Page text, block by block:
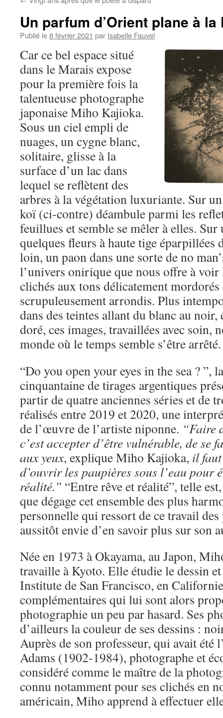
Un parfum d’Orient plane à
Publié le8 février 2021 par Isabelle Fauvel
Car ce bel espace situé
dans le Marais expose
pour la première fois la
talentueuse photographe
japonaise Miho Kajioka.
Sous un ciel empli de
nuages, un cygne blanc,
solitaire, glisse à la
surface d’un lac dans
lequel se reflètent des
arbres à la végétation luxuriante. Sur
koï (ci-contre) déambule parmi les
feuillues et semble se mêler à elles. Sur
quelques fleurs à haute tige éparpillées
loin, un paon dans une sorte de no
l’univers onirique que nous offre à
clichés aux tons délicatement
scrupuleusement arrondis. Plus
dans des teintes allant du blanc au noir,
doré, ces images, travaillées avec soin,
monde où le temps semble s’être arrêté.
“Do you open your eyes in the sea ? ”,
cinquantaine de tirages argentiques
partir de quatre anciennes séries et de
réalisés entre 2019 et 2020, une
de l’œuvre de l’artiste niponne. “Faire
c’est accepter d’être vulnérable, de se
aux yeux, explique Miho Kajioka, il
d’ouvrir les paupières sous l’eau pour
réalité.” “Entre rêve et réalité”, telle
que dégage cet ensemble des plus
personnelle qui ressort de ce travail
aussitôt envie d’en savoir plus sur son
Née en 1973 à Okayama, au Japon,
travaille à Kyoto. Elle étudie le dessin
Institute de San Francisco, en
complémentaires qui lui sont alors
photographie un peu par hasard. Ses
d’ailleurs la couleur de ses dessins :
Auprès de son professeur, qui avait été
Adams (1902-1984), photographe et
considéré comme le maître de la
connu notamment pour ses clichés en
américain, Miho apprend à effectuer